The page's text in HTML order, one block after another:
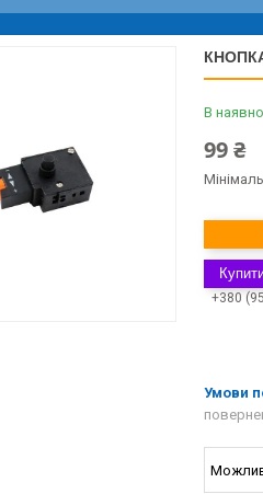
В
99 ₴
+380